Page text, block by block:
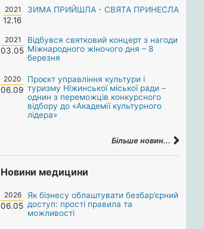
2021
12.16
ЗИМА ПРИЙШЛА - СВЯТА ПРИНЕСЛА
2021
03.05
Відбувся святковий концерт з нагоди
Міжнародного жіночого дня – 8
березня
2020
06.09
Проєкт управління культури і
туризму Ніжинської міської ради –
однин з переможців конкурсного
відбору до «Академії культурного
лідера»
Більше новин...
Новини медицини
2026
06.05
Як бізнесу облаштувати безбар’єрний
доступ: прості правила та
можливості